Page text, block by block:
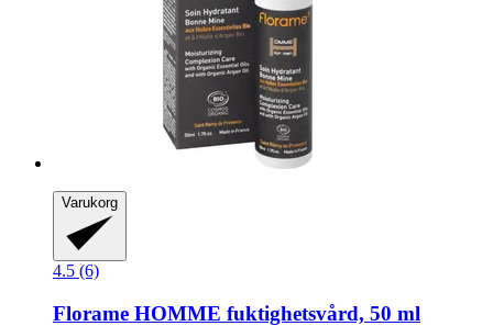
Varukorg
4.5 (6)
Florame HOMME fuktighetsvård, 50 ml